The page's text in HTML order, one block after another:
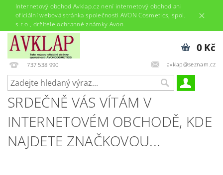
Internetový obchod Avklap.cz není internetový obchod ani
oficiální webová stránka společnosti AVON Cosmetics, spol.
s.r.o., držitele ochranné známky Avon.
737 538 990 avklap@seznam.cz
0 Kč
SRDEČNĚ VÁS VÍTÁM V
INTERNETOVÉM OBCHODĚ, KDE
NAJDETE ZNAČKOVOU...